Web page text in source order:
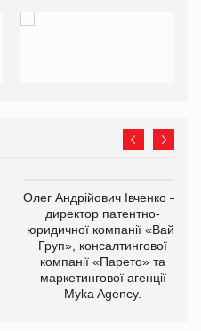
Олег Андрійович Івченко —
директор патентно-
юридичної компанії «Вайз
Груп», консалтингової
компанії «Парето» та
маркетингової агенції
Myka Agency.